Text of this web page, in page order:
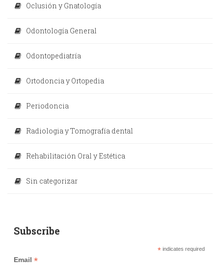
Oclusión y Gnatología
Odontología General
Odontopediatría
Ortodoncia y Ortopedia
Periodoncia
Radiologia y Tomografía dental
Rehabilitación Oral y Estética
Sin categorizar
Subscribe
*indicates required
Email *